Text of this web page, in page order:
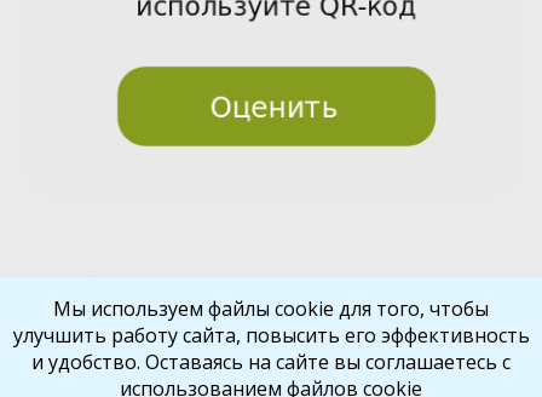
vio
t
Мы используем файлы cookie для того, чтобы
улучшить работу сайта, повысить его эффективность
и удобство. Оставаясь на сайте вы соглашаетесь с
использованием файлов cookie